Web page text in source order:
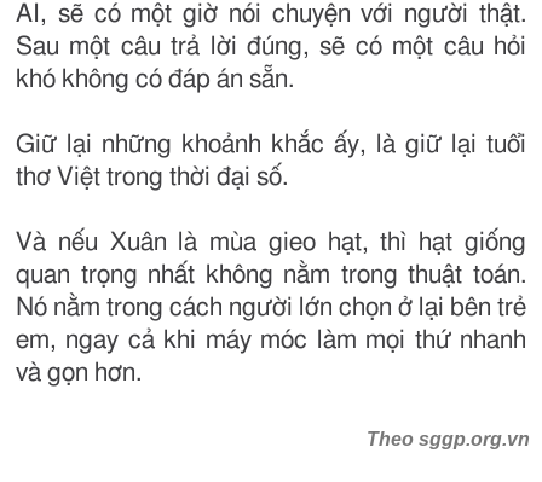
AI, sẽ có một giờ nói chuyện với người thật.
Sau một câu trả lời đúng, sẽ có một câu hỏi
khó không có đáp án sẵn.
Giữ lại những khoảnh khắc ấy, là giữ lại tuổi
thơ Việt trong thời đại số.
Và nếu Xuân là mùa gieo hạt, thì hạt giống
quan trọng nhất không nằm trong thuật toán.
Nó nằm trong cách người lớn chọn ở lại bên trẻ
em, ngay cả khi máy móc làm mọi thứ nhanh
và gọn hơn.
Theo sggp.org.vn